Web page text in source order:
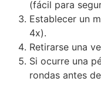
(fácil para
Establecer un
4x).
Retirarse una
Si ocurre una
rondas antes